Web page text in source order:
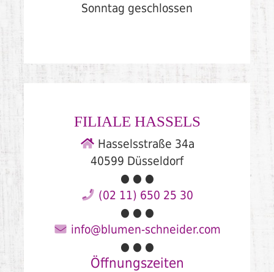
Sonntag geschlossen
FILIALE HASSELS
Hasselsstraße 34a
40599 Düsseldorf
● ● ●
(02 11) 650 25 30
● ● ●
info@blumen-schneider.com
● ● ●
Öffnungszeiten